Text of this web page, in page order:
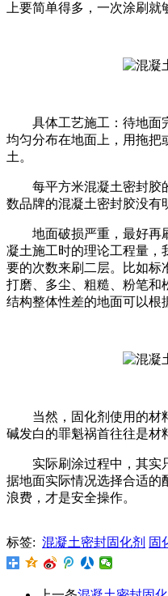
上要简单得多，一次涂刷就
具体工艺施工：待地面
均匀分布在地面上，用拖把
土。
每平方米混凝土密封胶
数品牌的混凝土密封胶没有
地面破损严重，最好再
凝土施工时的理论工程量，
要的次数来刷二层。比如标
打磨、多尘、粗糙、粉笔和
结构整体性差的地面可以根
当然，固化剂使用的材
碱发白的罪魁祸首往往是材
实际刷涂过程中，其实
据地面实际情况选择合适的
浪费，才是安全操作。
标签: 混凝土密封固化剂 固